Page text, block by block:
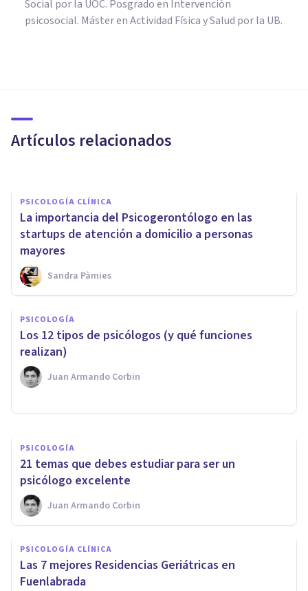
Social por la UOC. Posgrado en Intervención
psicosocial. Máster en Actividad Física y Salud por la UB.
Artículos relacionados
utilización en Psicología
PSICOLOGÍA CLÍNICA
La importancia del Psicogerontólogo en las
startups de atención a domicilio a personas
mayores
Sandra Pàmies
PSICOLOGÍA
​Los 12 tipos de psicólogos (y qué funciones
realizan)
Juan Armando Corbin
PSICOLOGÍA
Los 13 beneficios de la
Psicología (y por qué es buena
idea ir al psicólogo)
PSICOLOGÍA
21 temas que debes estudiar para ser un
psicólogo excelente
Juan Armando Corbin
PSICOLOGÍA CLÍNICA
Las 7 mejores Residencias Geriátricas en
Fuenlabrada